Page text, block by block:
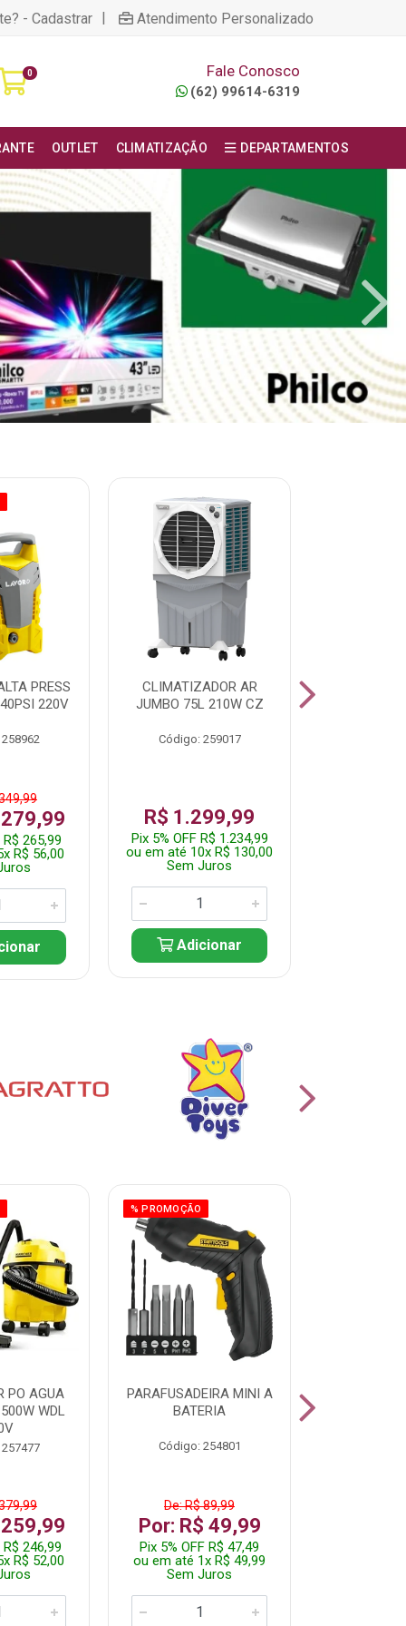
- Cadastrar | Atendimento Personalizado
0 Fale Conosco
(62) 99614-6319
OUTLET CLIMATIZAÇÃO DEPARTAMENTOS
PRESS
220V
R$ 265,99
R$ 56,00
CLIMATIZADOR AR
JUMBO 75L 210W CZ
Código: 259017
R$ 1.299,99
Pix 5% OFF R$ 1.234,99
ou em até 10x R$ 130,00
Sem Juros
Adicionar
PO AGUA
WDL
R$ 246,99
R$ 52,00
% PROMOÇÃO
PARAFUSADEIRA MINI A
BATERIA
Código: 254801
De: R$ 89,99
Por: R$ 49,99
Pix 5% OFF R$ 47,49
ou em até 1x R$ 49,99
Sem Juros